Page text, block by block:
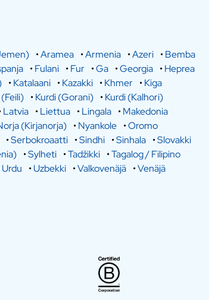
•Aramea •Armenia •Azeri •Bemba
•Fulani •Fur •Ga •Georgia •Heprea
•Katalaani •Kazakki •Khmer •Kiga
•Kurdi (Gorani) •Kurdi (Kalhori)
Latvia •Liettua •Lingala •Makedonia
(Kirjanorja) •Nyankole •Oromo
•Serbokroaatti •Sindhi •Sinhala •Slovakki
•Sylheti •Tadžikki •Tagalog / Filipino
Urdu •Uzbekki •Valkovenäjä •Venäjä